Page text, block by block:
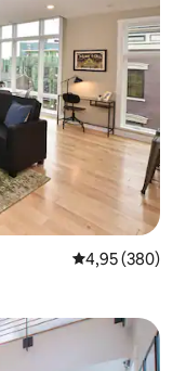
5 üzerinden
4,95 (380)